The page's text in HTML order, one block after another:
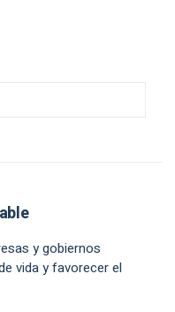
y gobiernos
vida y favorecer el